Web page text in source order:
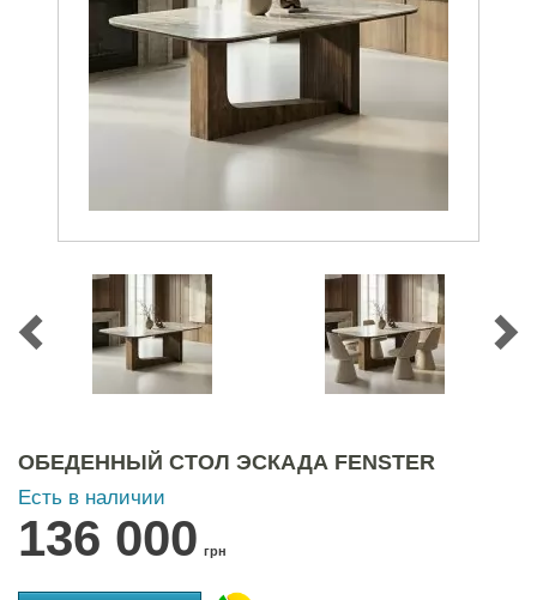
ОБЕДЕННЫЙ СТОЛ ЭСКАДА FENSTER
Есть в наличии
136 000 грн